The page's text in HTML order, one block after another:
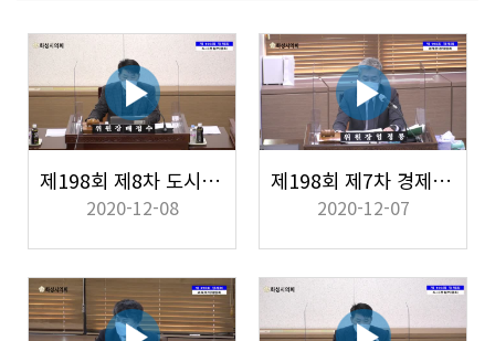
의
회
소
지
제198회 제8차 도시건설위원회
2020-12-08
제198회 제7차 경제환경위원회
2020-12-07